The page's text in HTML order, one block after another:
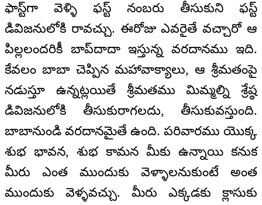
ఫాస్ట్‌గా వెళ్ళి ఫస్ట్ నంబరు తీసుకుని ఫస్ట్
డివిజనులోకి రావచ్చు. ఈరోజు ఎవరైతే వచ్చారో ఆ
పిల్లలందరికీ బాప్‌దాదా ఇస్తున్న వరదానము ఇది.
కేవలం బాబా చెప్పిన మహావాక్యాలు, ఆ శ్రీమతంపై
నడుస్తూ ఉన్నట్లయితే శ్రీమతము మిమ్మల్ని శ్రేష్ఠ
డివిజనులోకి తీసుకురాగలదు, తీసుకువస్తుంది.
బాబానుండి వరదానమైతే ఉంది. పరివారము యొక్క
శుభ భావన, శుభ కామన మీకు ఉన్నాయి కనుక
మీరు ఎంత ముందుకు వెళ్ళాలనుకుంటే అంత
ముందుకు వెళ్ళవచ్చు. మీరు ఎక్కడకు క్లాసుకు